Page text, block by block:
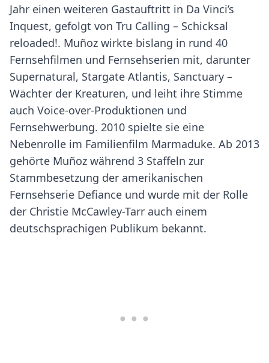
Jahr einen weiteren Gastauftritt in Da Vinci’s
Inquest, gefolgt von Tru Calling – Schicksal
reloaded!. Muñoz wirkte bislang in rund 40
Fernsehfilmen und Fernsehserien mit, darunter
Supernatural, Stargate Atlantis, Sanctuary –
Wächter der Kreaturen, und leiht ihre Stimme
auch Voice-over-Produktionen und
Fernsehwerbung. 2010 spielte sie eine
Nebenrolle im Familienfilm Marmaduke. Ab 2013
gehörte Muñoz während 3 Staffeln zur
Stammbesetzung der amerikanischen
Fernsehserie Defiance und wurde mit der Rolle
der Christie McCawley-Tarr auch einem
deutschsprachigen Publikum bekannt.